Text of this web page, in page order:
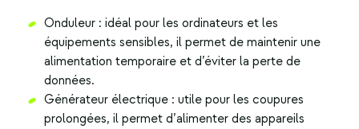
Onduleur : idéal pour les ordinateurs et les
équipements sensibles, il permet de maintenir une
alimentation temporaire et d’éviter la perte de
données.
Générateur électrique : utile pour les coupures
prolongées, il permet d’alimenter des appareils